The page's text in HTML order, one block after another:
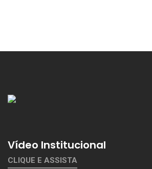
Vídeo Institucional
CLIQUE E ASSISTA